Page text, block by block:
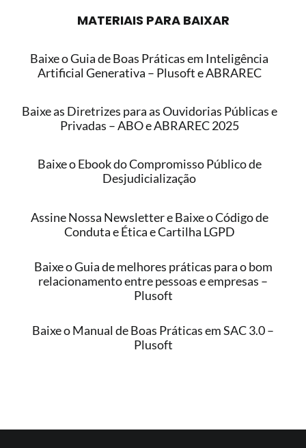
MATERIAIS PARA BAIXAR
Baixe o Guia de Boas Práticas em Inteligência
Artificial Generativa – Plusoft e ABRAREC
Baixe as Diretrizes para as Ouvidorias Públicas e
Privadas – ABO e ABRAREC 2025
Baixe o Ebook do Compromisso Público de
Desjudicialização
Assine Nossa Newsletter e Baixe o Código de
Conduta e Ética e Cartilha LGPD
Baixe o Guia de melhores práticas para o bom
relacionamento entre pessoas e empresas –
Plusoft
Baixe o Manual de Boas Práticas em SAC 3.0 –
Plusoft